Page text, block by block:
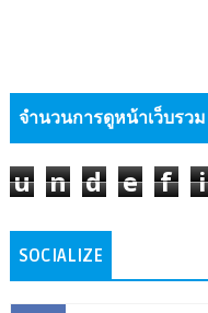
จำนวนการดูหน้าเว็บรวม
u n d e f i
SOCIALIZE